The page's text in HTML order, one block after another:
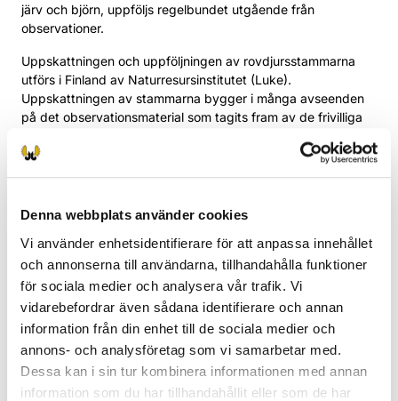
Denna webbplats använder cookies
Vi använder enhetsidentifierare för att anpassa innehållet
och annonserna till användarna, tillhandahålla funktioner
för sociala medier och analysera vår trafik. Vi
vidarebefordrar även sådana identifierare och annan
information från din enhet till de sociala medier och
annons- och analysföretag som vi samarbetar med.
Dessa kan i sin tur kombinera informationen med annan
information som du har tillhandahållit eller som de har
järv och björn, uppföljs regelbundet utgående från
observationer.
Uppskattningen och uppföljningen av rovdjursstammarna
utförs i Finland av Naturresursinstitutet (Luke).
Uppskattningen av stammarna bygger i många avseenden
på det observationsmaterial som tagits fram av de frivilliga
används vid stamuppskattningen är till exempel DNA-
området om varg-, björn-, lodjurs- och järvobservationer. En
observation av ett stort rovdjur kan vara en synobservation
av ett djur eller en observation av spår, spillning eller
kadaver. Genom att anmäla din observation till den lokala
rovdjurskontaktpersonen stöder du viltforskningen och
rovdjurssituationen i regionen.
Bekanta dig med beståndsbedömningarna för de stora
rovdjuren (luke.fi)